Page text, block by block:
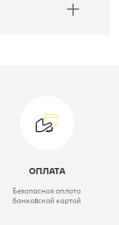
Кровать-тумба
бук/голубой
ОПЛАТА
Безопасная оплата
банковской картой